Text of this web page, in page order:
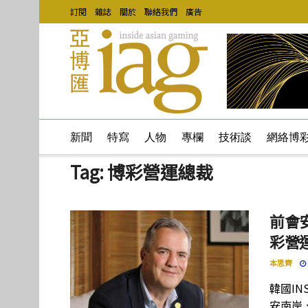
訂閱 雜誌 關於 聯絡我們 廣告
新聞 特寫 人物 專欄 技術談 網絡博
Tag:博彩營運總裁
前會
彩營
本思齊
韓國